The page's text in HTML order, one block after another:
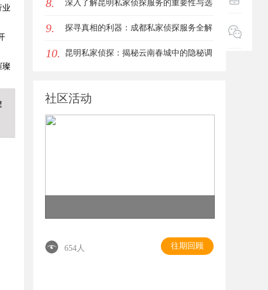
业
璨
8. 深入了解昆明私家侦探服务的重要性与选
择指南
9. 探寻真相的利器：成都私家侦探服务全解
析
10. 昆明私家侦探：揭秘云南春城中的隐秘调
社区活动
654人 往期回顾